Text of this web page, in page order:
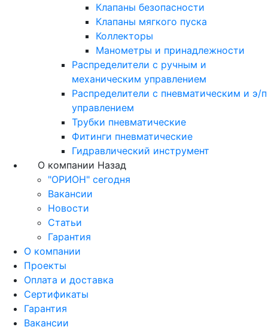
Клапаны безопасности
Клапаны мягкого пуска
Коллекторы
Манометры и принадлежности
Распределители с ручным и
механическим управлением
Распределители с пневматическим и э/п
управлением
Трубки пневматические
Фитинги пневматические
Гидравлический инструмент
О компании Назад
"ОРИОН" сегодня
Вакансии
Новости
Статьи
Гарантия
О компании
Проекты
Оплата и доставка
Сертификаты
Гарантия
Вакансии